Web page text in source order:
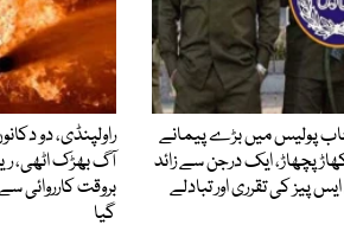
پولیس میں بڑے پیمانے
پچھاڑ، ایک درجن سے زائد
پیز کی تقرری اور تبادلے
راولپنڈی، دو
آگ بھڑک اٹھی،
بروقت کارروائی
گیا